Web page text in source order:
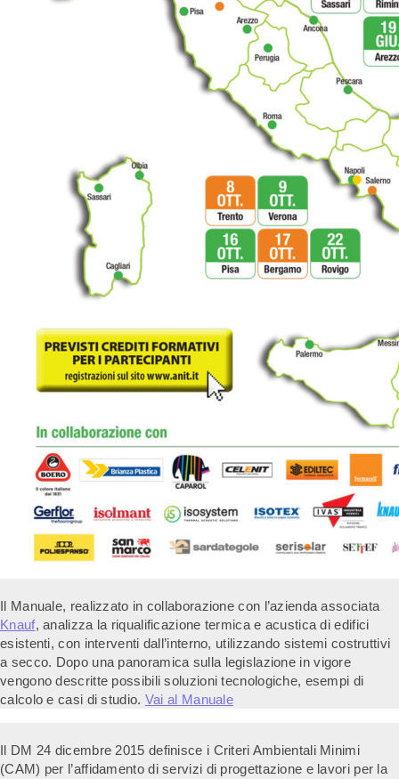
Il Manuale, realizzato in collaborazione con l’azienda associata
Knauf, analizza la riqualificazione termica e acustica di edifici
esistenti, con interventi dall’interno, utilizzando sistemi costruttivi
a secco. Dopo una panoramica sulla legislazione in vigore
vengono descritte possibili soluzioni tecnologiche, esempi di
calcolo e casi di studio. Vai al Manuale
Il DM 24 dicembre 2015 definisce i Criteri Ambientali Minimi
(CAM) per l’affidamento di servizi di progettazione e lavori per la